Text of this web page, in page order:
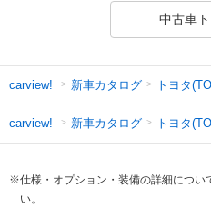
中古車
carview! 新車カタログ トヨタ
carview! 新車カタログ トヨタ
※仕様・オプション・装備の詳細につい
い。